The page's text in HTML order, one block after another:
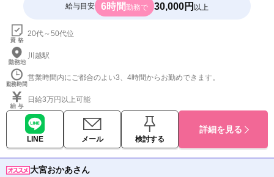
給与目安 6時間勤務で 30,000円 以上
20代～50代位
川越駅
営業時間内にご都合のよい3、4時間からお勤めできます。
日給3万円以上可能
LINE メール 検討する
詳細を見る
大宮おかあさん